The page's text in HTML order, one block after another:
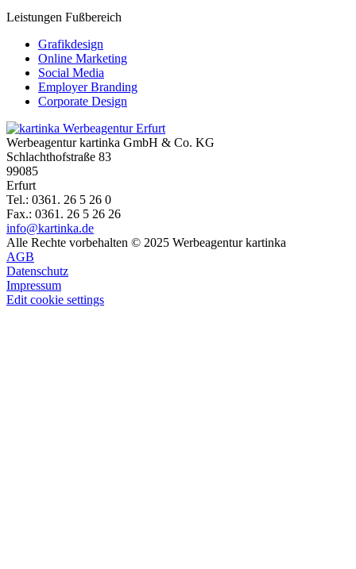
Leistungen Fußbereich
Grafikdesign
Online Marketing
Social Media
Employer Branding
Corporate Design
Werbeagentur kartinka GmbH & Co. KG
Schlachthofstraße 83
99085
Erfurt
Tel.: 0361. 26 5 26 0
Fax.: 0361. 26 5 26 26
info@kartinka.de
Alle Rechte vorbehalten © 2025 Werbeagentur kartinka
AGB
Datenschutz
Impressum
Edit cookie settings